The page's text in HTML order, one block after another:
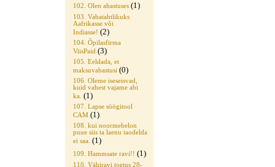
102. Olen ahastuses (1)
103. Vabatahtlikuks
Aafrikasse või
Indiasse! (2)
104. Õpilasfirma
ViisPaid (3)
105. Eeldada, et
maksuvabastusi (0)
106. Oleme iseseisvad,
kuid vahest vajame abi
ka. (1)
107. Lapse söögitool
CAM (1)
108. kui noormehelon
puue siis ta laenu taodelda
ei saa. (1)
109. Hammsate ravi!! (1)
110. Vähiravi toetus 28-